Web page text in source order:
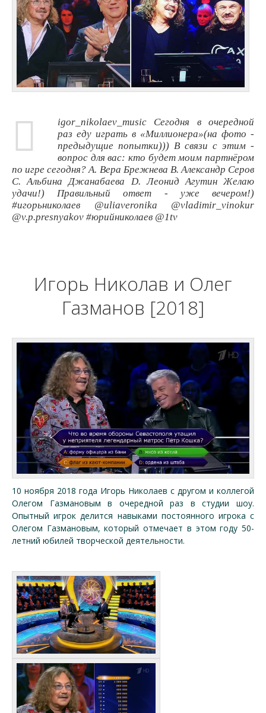
igor_nikolaev_music Сегодня в очередной
раз еду играть в «Миллионера»(на фото -
предыдущие попытки))) В связи с этим -
вопрос для вас: кто будет моим партнёром
по игре сегодня? А. Вера Брежнева В. Александр Серов
С. Альбина Джанабаева D. Леонид Агутин Желаю
удачи!) Правильный ответ - уже вечером!)
#игорьниколаев @uliaveronika @vladimir_vinokur
@v.p.presnyakov #юрийниколаев @1tv
Игорь Николав и Олег
Газманов [2018]
10 ноября 2018 года Игорь Николаев с другом и коллегой
Олегом Газмановым в очередной раз в студии шоу.
Опытный игрок делится навыками постоянного игрока с
Олегом Газмановым, который отмечает в этом году 50-
летний юбилей творческой деятельности.